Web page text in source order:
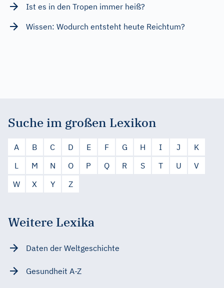
Ist es in den Tropen immer heiß?
Wissen: Wodurch entsteht heute Reichtum?
Suche im großen Lexikon
A B C D E F G H I J
K
L
M N O P Q R S T U
V
W
X Y Z
Weitere Lexika
Daten der Weltgeschichte
Gesundheit A-Z